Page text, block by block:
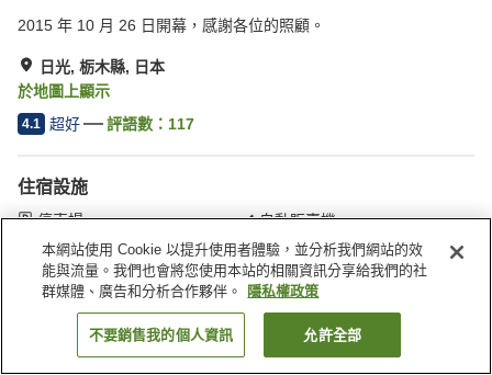
2015 年 10 月 26 日開幕，感謝各位的照顧。
日光, 栃木縣, 日本
於地圖上顯示
4.1 超好 評語數： 117
住宿設施
停車場
自動販賣機
付費洗衣房
公共澡堂
首頁 日本 栃木縣 日光 村上飯店
找客房
本網站使用 Cookie 以提升使用者體驗，並分析我們網站的效
能與流量。我們也會將您使用本站的相關資訊分享給我們的社
群媒體、廣告和分析合作夥伴。
隱私權政策
不要銷售我的個人資訊 允許全部